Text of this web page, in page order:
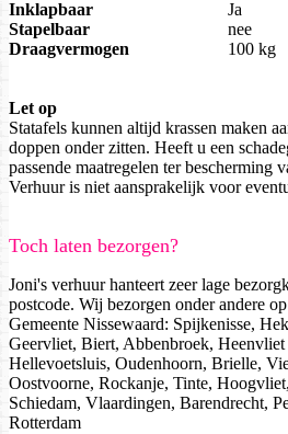
Inklapbaar
Ja
Stapelbaar
nee
Draagvermogen
100 kg
Let op
Statafels kunnen altijd krassen maken
doppen onder zitten. Heeft u een
passende maatregelen ter bescherming
Verhuur is niet aansprakelijk voor
Toch laten bezorgen?
Joni's verhuur hanteert zeer lage
postcode. Wij bezorgen onder andere
Gemeente Nissewaard: Spijkenisse,
Geervliet, Biert, Abbenbroek,
Hellevoetsluis, Oudenhoorn, Brielle,
Oostvoorne, Rockanje, Tinte,
Schiedam, Vlaardingen, Barendrecht,
Rotterdam